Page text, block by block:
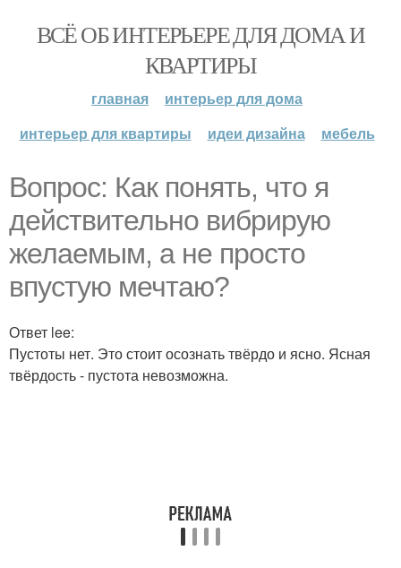
ВСЁ ОБ ИНТЕРЬЕРЕ ДЛЯ ДОМА И
КВАРТИРЫ
главная
интерьер для дома
интерьер для квартиры
идеи дизайна мебель
Вопрос: Как понять, что я
действительно вибрирую
желаемым, а не просто
впустую мечтаю?
Ответ lee:
Пустоты нет. Это стоит осознать твёрдо и ясно. Ясная
твёрдость - пустота невозможна.